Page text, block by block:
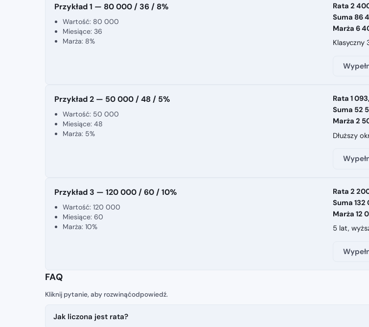
Przykład 1 — 80 000 / 36 / 8%
Wartość: 80 000
Miesiące: 36
Marża: 8%
Rata 2
Suma 86
Marża 6
Przykład 2 — 50 000 / 48 / 5%
Wartość: 50 000
Miesiące: 48
Marża: 5%
Rata 1
Suma 52
Marża 2
Dłuższy
Przykład 3 — 120 000 / 60 / 10%
Wartość: 120 000
Miesiące: 60
Marża: 10%
Rata 2
Suma 132
Marża 12
5 lat,
FAQ
Jak liczona jest rata?